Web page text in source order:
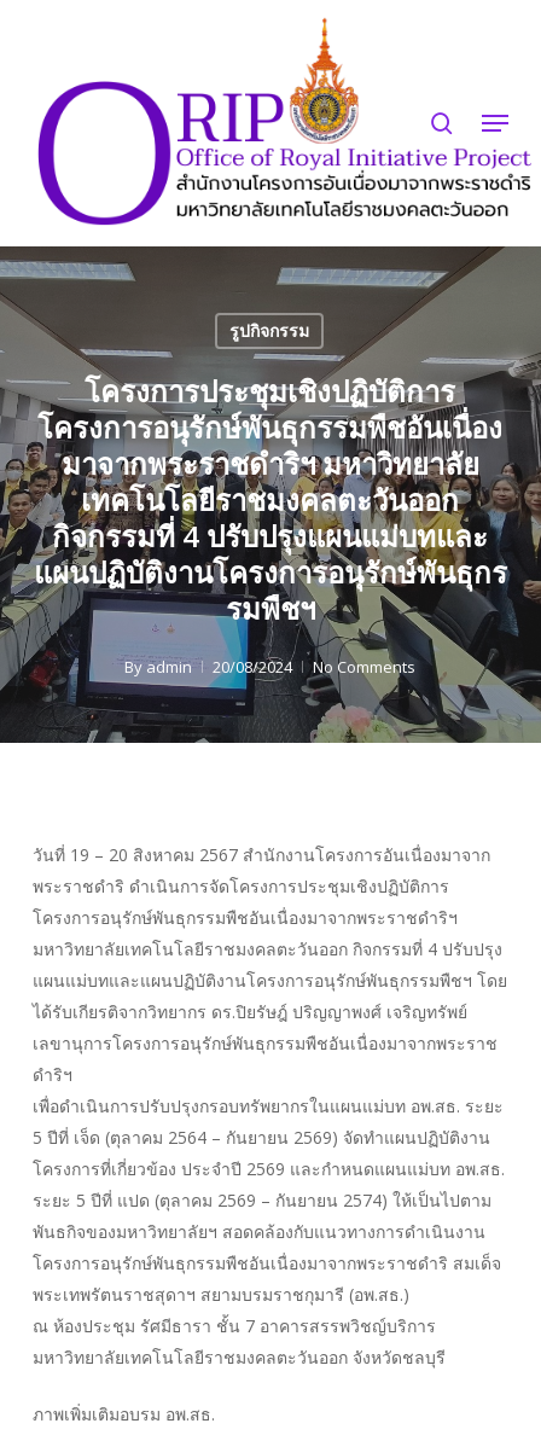
content
Menu
รูปกิจกรรม
โครงการประชุมเชิงปฏิบัติการ
โครงการอนุรักษ์พันธุกรรมพืชอันเนื่อง
มาจากพระราชดำริฯ มหาวิทยาลัย
เทคโนโลยีราชมงคลตะวันออก
กิจกรรมที่ 4 ปรับปรุงแผนแม่บทและ
แผนปฏิบัติงานโครงการอนุรักษ์พันธุกร
รมพืชฯ
Byadmin 20/08/2024 No Comments
วันที่ 19 – 20 สิงหาคม 2567 สำนักงานโครงการอันเนื่องมาจาก
พระราชดำริ ดำเนินการจัดโครงการประชุมเชิงปฏิบัติการ
โครงการอนุรักษ์พันธุกรรมพืชอันเนื่องมาจากพระราชดำริฯ
มหาวิทยาลัยเทคโนโลยีราชมงคลตะวันออก กิจกรรมที่ 4 ปรับปรุง
แผนแม่บทและแผนปฏิบัติงานโครงการอนุรักษ์พันธุกรรมพืชฯ โดย
ได้รับเกียรติจากวิทยากร ดร.ปิยรัษฎ์ ปริญญาพงศ์ เจริญทรัพย์
เลขานุการโครงการอนุรักษ์พันธุกรรมพืชอันเนื่องมาจากพระราช
ดำริฯ
เพื่อดำเนินการปรับปรุงกรอบทรัพยากรในแผนแม่บท อพ.สธ. ระยะ
5 ปีที่ เจ็ด (ตุลาคม 2564 – กันยายน 2569) จัดทำแผนปฏิบัติงาน
โครงการที่เกี่ยวข้อง ประจำปี 2569 และกำหนดแผนแม่บท อพ.สธ.
ระยะ 5 ปีที่ แปด (ตุลาคม 2569 – กันยายน 2574) ให้เป็นไปตาม
พันธกิจของมหาวิทยาลัยฯ สอดคล้องกับแนวทางการดำเนินงาน
โครงการอนุรักษ์พันธุกรรมพืชอันเนื่องมาจากพระราชดำริ สมเด็จ
พระเทพรัตนราชสุดาฯ สยามบรมราชกุมารี (อพ.สธ.)
ณ ห้องประชุม รัศมีธารา ชั้น 7 อาคารสรรพวิชญ์บริการ
มหาวิทยาลัยเทคโนโลยีราชมงคลตะวันออก จังหวัดชลบุรี
ภาพเพิ่มเติมอบรม อพ.สธ.